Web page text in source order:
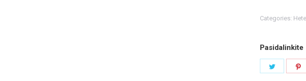
Categories:
Pasidalinkite
Share